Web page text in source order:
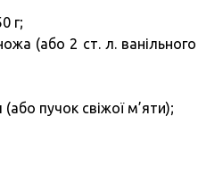
г;
(або 2 ст. л. ванільного
пучок свіжої м’яти);